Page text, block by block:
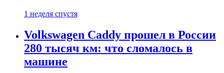
1 неделя спустя
Volkswagen Caddy прошел в России
280 тысяч км: что сломалось в
машине